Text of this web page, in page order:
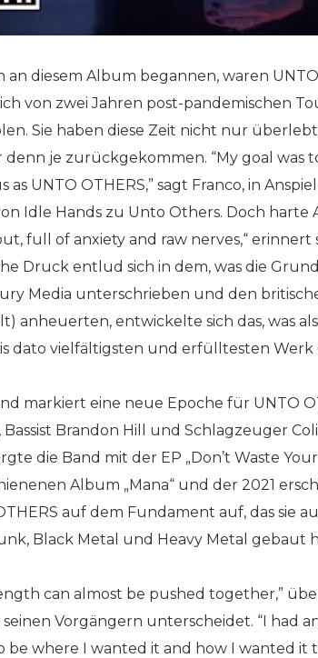
an diesem Album begannen, waren UNTO
von zwei Jahren post-pandemischen
Sie haben diese Zeit nicht nur
denn je zurückgekommen. “My goal was
as UNTO OTHERS,” sagt Franco, in
Idle Hands zu Unto Others. Doch harte
full of anxiety and raw nerves,“ erinnert
Druck entlud sich in dem, was die
Media unterschrieben und den
anheuerten, entwickelte sich das, was
dato vielfältigsten und erfülltesten Werk
markiert eine neue Epoche für UNTO
Bassist Brandon Hill und Schlagzeuger
die Band mit der EP „Don’t Waste
Album „Mana“ und der 2021
auf dem Fundament auf, das sie
Black Metal und Heavy Metal gebaut
can almost be pushed together,”
Vorgängern unterscheidet. “I had
be where I wanted it and how I wanted it